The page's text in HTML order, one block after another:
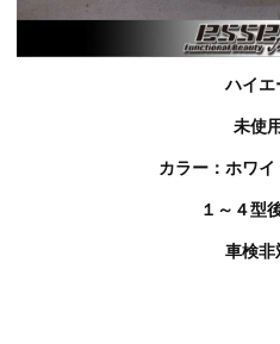
ハイエ
未使
カラー：ホワ
１～４型
車検非